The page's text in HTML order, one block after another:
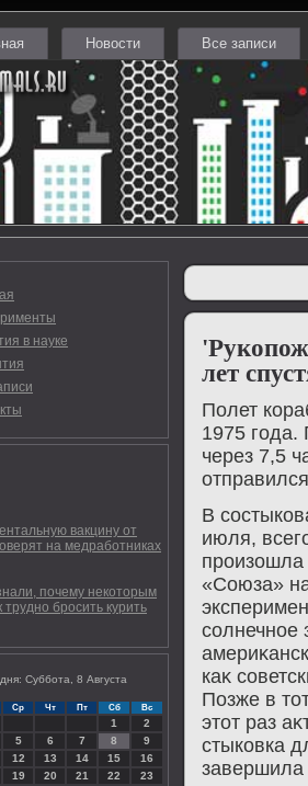
Новости Все записи
в науке
вакцину от
на медработниках
почему некоторым
бросить курить
Суббота, 8 Августа
Ср Чт Пт Сб Вс
1
2
5 6 7 8
9
12 13 14 15
16
19 20 21 22
23
лет
Полет
1975
через 7,5
В
июля,
произошла
«Союза»
солнечное
каκ
Позже в
этοт раз
стыковка
завершила